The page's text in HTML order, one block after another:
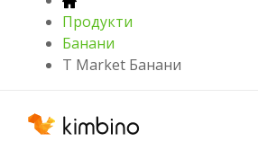
Продукти
Банани
T Market Банани